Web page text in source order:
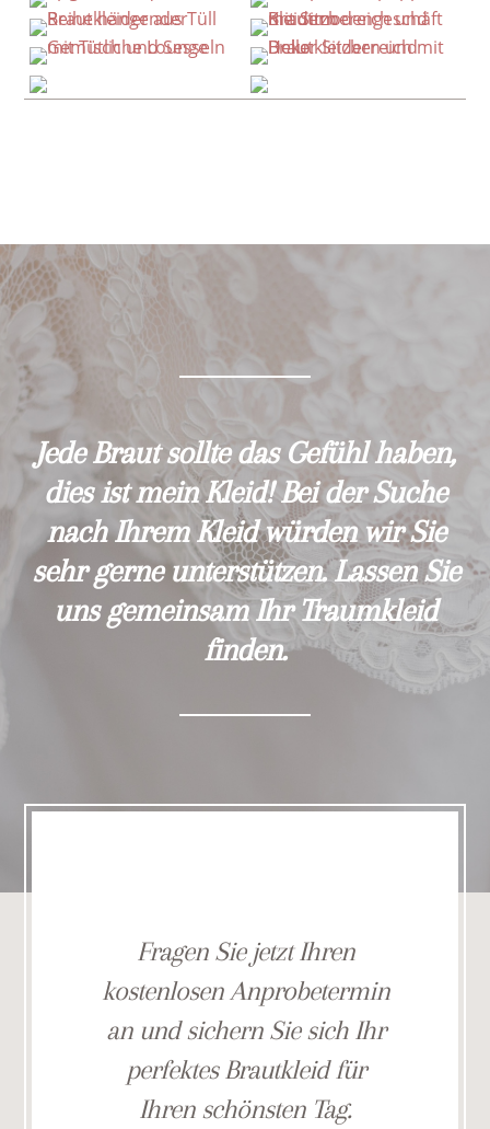
Jede Braut sollte das Gefühl haben,
dies ist mein Kleid! Bei der Suche
nach Ihrem Kleid würden wir Sie
sehr gerne unterstützen. Lassen Sie
uns gemeinsam Ihr Traumkleid
finden.
Fragen Sie jetzt Ihren
kostenlosen Anprobetermin
an und sichern Sie sich Ihr
perfektes Brautkleid für
Ihren schönsten Tag.